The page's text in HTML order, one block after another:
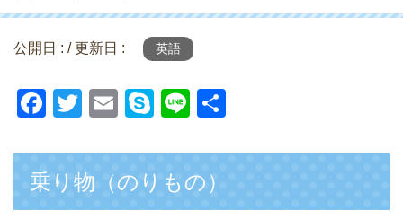
公開日 : / 更新日 : 英語
F
c
e
T
tt
er
E
ail
S
p
e
Li
e
乗り物（のりもの）